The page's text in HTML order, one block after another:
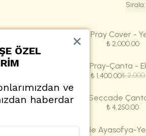
Sırala:
Pray Cover -
₺ 2,000.00
Pray-Çanta -
₺ 1,400.00₺
Bordo Pray-Seccade
₺ 4,250.00
Seccade Ayasofya-
ÖZEL
ve
haberdar